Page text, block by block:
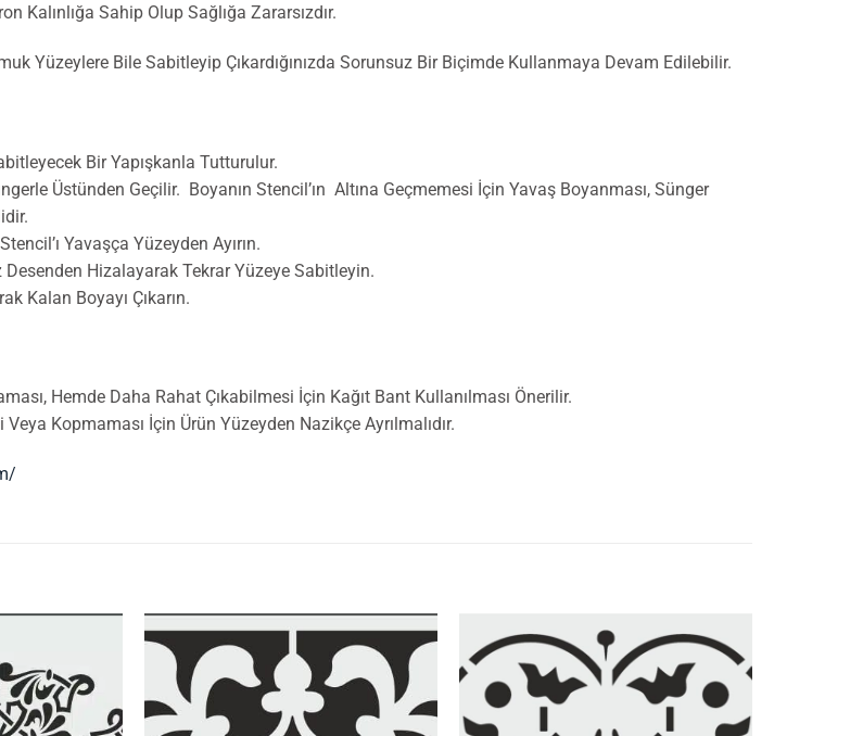
Kalınlığa Sahip Olup Sağlığa Zararsızdır.
Yüzeylere Bile Sabitleyip Çıkardığınızda Sorunsuz Bir Biçimde Kullanmaya Devam Edilebilir.
Bir Yapışkanla Tutturulur.
Üstünden Geçilir. Boyanın Stencil’ın Altına Geçmemesi İçin Yavaş Boyanması, Sünger
Yavaşça Yüzeyden Ayırın.
Desenden Hizalayarak Tekrar Yüzeye Sabitleyin.
Kalan Boyayı Çıkarın.
Hemde Daha Rahat Çıkabilmesi İçin Kağıt Bant Kullanılması Önerilir.
Kopmaması İçin Ürün Yüzeyden Nazikçe Ayrılmalıdır.
İstek
Listeme
Ekle
İstek
Listeme
Ekle
Listeme
Ekle